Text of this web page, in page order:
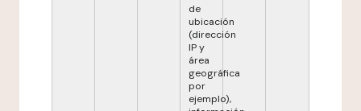
de
ubicación
(dirección
IP y
área
geográfica
por
ejemplo),